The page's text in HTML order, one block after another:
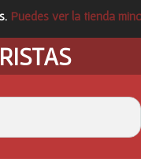
Puedes ver la tienda